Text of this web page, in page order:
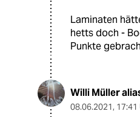
Laminaten
hetts doch -
Punkte
Willi Müller
08.06.2021, 17:41